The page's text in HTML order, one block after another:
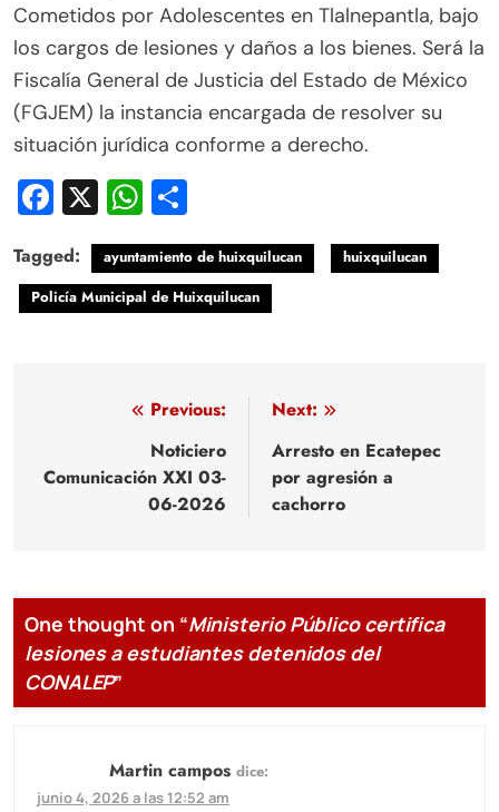
Cometidos por Adolescentes en Tlalnepantla, bajo
los cargos de lesiones y daños a los bienes. Será la
Fiscalía General de Justicia del Estado de México
(FGJEM) la instancia encargada de resolver su
situación jurídica conforme a derecho.
Facebook
X WhatsApp
Tagged: ayuntamiento de huixquilucan
huixquilucan
Policía Municipal de Huixquilucan
Navegación
entradas
Previous:
Noticiero
Comunicación XXI 03-
06-2026
Next:
Arresto en Ecatepec
por agresión a
cachorro
One thought on “Ministerio Público certifica
lesiones a estudiantes detenidos del
CONALEP”
Martin campos dice:
junio 4, 2026 a las 12:52 am